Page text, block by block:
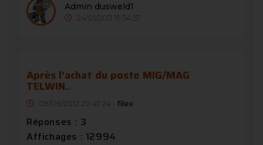
Admin dusweld1
24/01/2011 15:54:57
Après l'achat du poste MIG/MAG
TELWIN..
09/06/2012 20:47:24 - filex
Réponses : 3
Affichages : 12994